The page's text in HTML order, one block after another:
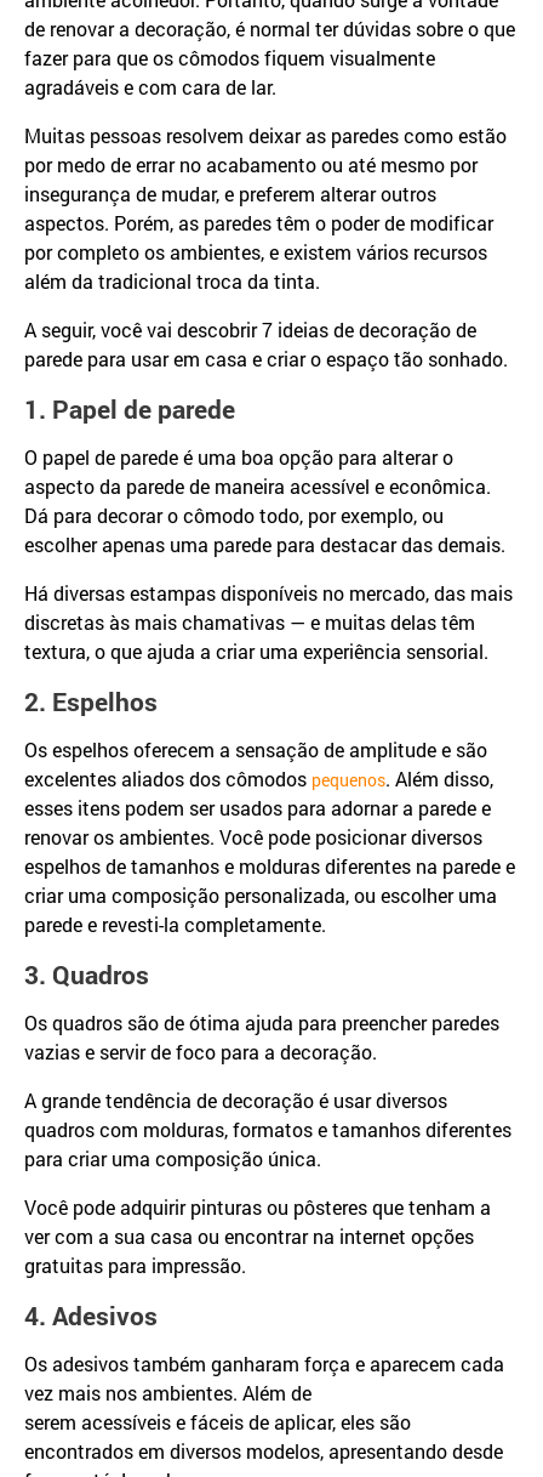
de renovar a decoração, é normal ter dúvidas sobre o que
fazer para que os cômodos fiquem visualmente
agradáveis e com cara de lar.
Muitas pessoas resolvem deixar as paredes como estão
por medo de errar no acabamento ou até mesmo por
insegurança de mudar, e preferem alterar outros
aspectos. Porém, as paredes têm o poder de modificar
por completo os ambientes, e existem vários recursos
além da tradicional troca da tinta.
A seguir, você vai descobrir 7 ideias de decoração de
parede para usar em casa e criar o espaço tão sonhado.
1. Papel de parede
O papel de parede é uma boa opção para alterar o
aspecto da parede de maneira acessível e econômica.
Dá para decorar o cômodo todo, por exemplo, ou
escolher apenas uma parede para destacar das demais.
Há diversas estampas disponíveis no mercado, das mais
discretas às mais chamativas — e muitas delas têm
textura, o que ajuda a criar uma experiência sensorial.
2. Espelhos
Os espelhos oferecem a sensação de amplitude e são
excelentes aliados dos cômodos pequenos. Além disso,
esses itens podem ser usados para adornar a parede e
renovar os ambientes. Você pode posicionar diversos
espelhos de tamanhos e molduras diferentes na parede e
criar uma composição personalizada, ou escolher uma
parede e revesti-la completamente.
3. Quadros
Os quadros são de ótima ajuda para preencher paredes
vazias e servir de foco para a decoração.
A grande tendência de decoração é usar diversos
quadros com molduras, formatos e tamanhos diferentes
para criar uma composição única.
Você pode adquirir pinturas ou pôsteres que tenham a
ver com a sua casa ou encontrar na internet opções
gratuitas para impressão.
4. Adesivos
Os adesivos também ganharam força e aparecem cada
vez mais nos ambientes. Além de
serem acessíveis e fáceis de aplicar, eles são
encontrados em diversos modelos, apresentando desde